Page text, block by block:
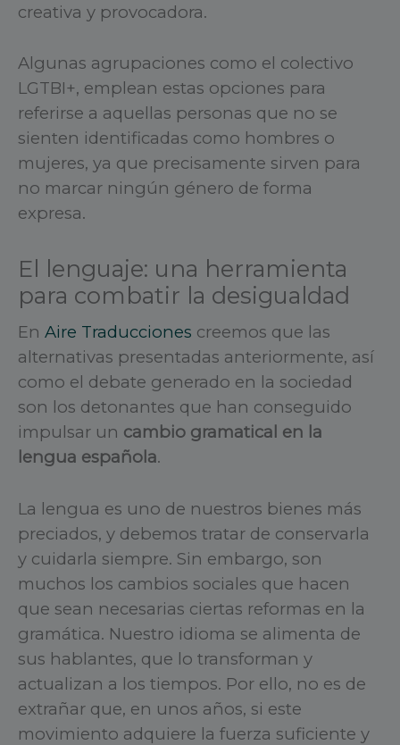
creativa y provocadora.
Algunas agrupaciones como el colectivo
LGTBI+, emplean estas opciones para
referirse a aquellas personas que no se
sienten identificadas como hombres o
mujeres, ya que precisamente sirven para
no marcar ningún género de forma
expresa.
El lenguaje: una herramienta
para combatir la desigualdad
En Aire Traducciones creemos que las
alternativas presentadas anteriormente, así
como el debate generado en la sociedad
son los detonantes que han conseguido
impulsar un cambio gramatical en la
lengua española.
La lengua es uno de nuestros bienes más
preciados, y debemos tratar de conservarla
y cuidarla siempre. Sin embargo, son
muchos los cambios sociales que hacen
que sean necesarias ciertas reformas en la
gramática. Nuestro idioma se alimenta de
sus hablantes, que lo transforman y
actualizan a los tiempos. Por ello, no es de
extrañar que, en unos años, si este
movimiento adquiere la fuerza suficiente y